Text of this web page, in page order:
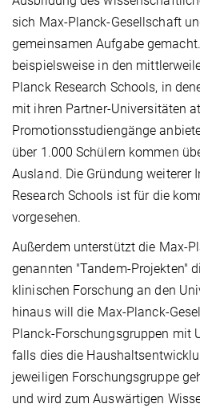
sich Max-Planck-Gesellschaft
gemeinsamen Aufgabe
beispielsweise in den
Planck Research Schools, in
mit ihren Partner-Universitäten
Promotionsstudiengänge
über 1.000 Schülern kommen
Ausland. Die Gründung weiterer
Research Schools ist für die
vorgesehen.
Außerdem unterstützt die Max-
genannten "Tandem-Projekten"
klinischen Forschung an den
hinaus will die Max-Planck-
Planck-Forschungsgruppen mit
falls dies die
jeweiligen Forschungsgruppe
und wird zum Auswärtigen